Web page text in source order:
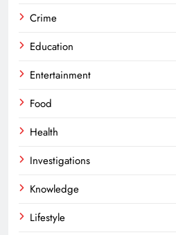
Crime
Education
Entertainment
Food
Health
Investigations
Knowledge
Lifestyle